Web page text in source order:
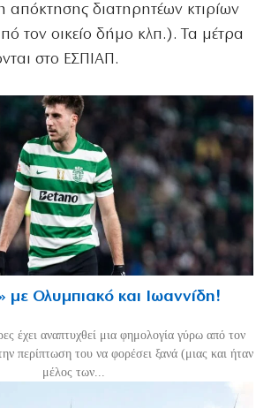
απόκτησης διατηρητέων κτιρίων
τον οικείο δήμο κλπ.). Τα μέτρα
στο ΕΣΠΙΑΠ.
με Ολυμπιακό και Ιωαννίδη!
έχει αναπτυχθεί μια φημολογία γύρω από τον
περίπτωση του να φορέσει ξανά (μιας και ήταν
μέλος των...